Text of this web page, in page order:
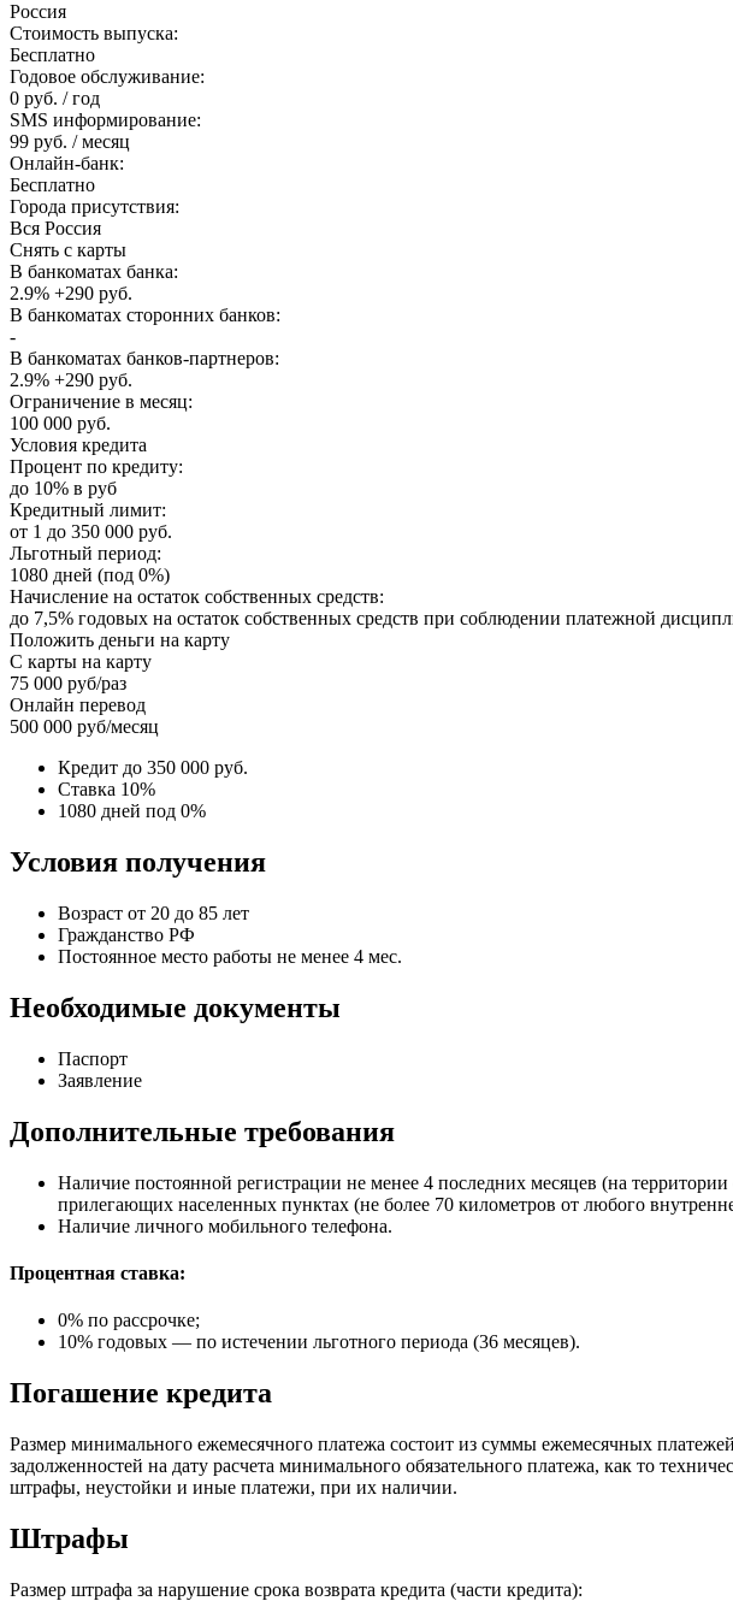
Россия
Стоимость выпуска:
Бесплатно
Годовое обслуживание:
0 руб. / год
SMS информирование:
99 руб. / месяц
Онлайн-банк:
Бесплатно
Города присутствия:
Вся Россия
Снять с карты
В банкоматах банка:
2.9% +290 руб.
В банкоматах сторонних банков:
-
В банкоматах банков-партнеров:
2.9% +290 руб.
Ограничение в месяц:
100 000 руб.
Условия кредита
Процент по кредиту:
до 10% в руб
Кредитный лимит:
от 1 до 350 000 руб.
Льготный период:
1080 дней (под 0%)
Начисление на остаток собственных средств:
до 7,5% годовых на остаток собственных средств при соблюдении платежной
Положить деньги на карту
С карты на карту
75 000 руб/раз
Онлайн перевод
500 000 руб/месяц
Кредит до 350 000 руб.
Ставка 10%
1080 дней под 0%
Условия получения
Возраст от 20 до 85 лет
Гражданство РФ
Постоянное место работы не менее 4 мес.
Необходимые документы
Паспорт
Заявление
Дополнительные требования
Наличие постоянной регистрации не менее 4 последних месяцев (на
прилегающих населенных пунктах (не более 70 километров от любого
Наличие личного мобильного телефона.
Процентная ставка:
0% по рассрочке;
10% годовых — по истечении льготного периода (36 месяцев).
Погашение кредита
Размер минимального ежемесячного платежа состоит из суммы ежемесячных
задолженностей на дату расчета минимального обязательного платежа, как то
штрафы, неустойки и иные платежи, при их наличии.
Штрафы
Размер штрафа за нарушение срока возврата кредита (части кредита):